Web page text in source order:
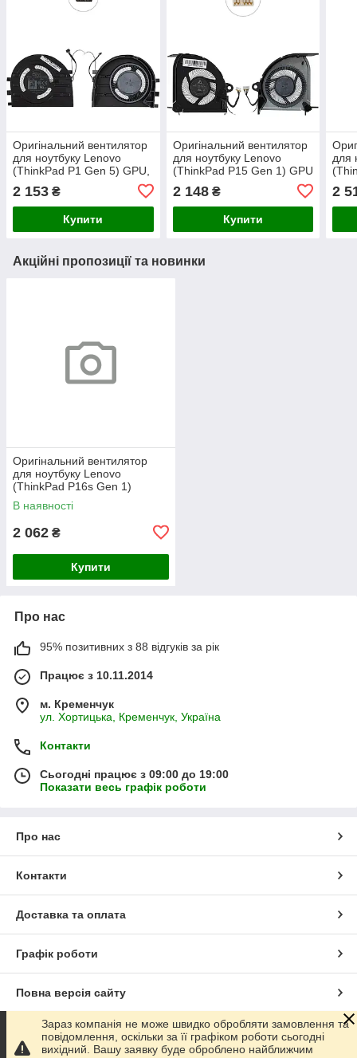
Оригінальний вентилятор
для ноутбуку Lenovo
(ThinkPad P1 Gen 5) GPU,
2 153 ₴
Купити
Оригінальний вентилятор
для ноутбуку Lenovo
(ThinkPad P15 Gen 1) GPU
2 148₴
Купити
для
2
Акційні пропозиції та новинки
Оригінальний вентилятор
для ноутбуку Lenovo
(ThinkPad P16s Gen 1)
В наявності
2 062 ₴
Купити
Про нас
95% позитивних з 88 відгуків за рік
Працює з 10.11.2014
м. Кременчук
ул. Хортицька, Кременчук, Україна
Контакти
Сьогодні працює з 09:00 до 19:00
Показати весь графік роботи
Про нас
Контакти
Доставка та оплата
Графік роботи
Повна версія сайту
Сайт створено на маркетплейсіProm.ua
Зараз компанія не може швидко обробляти замовлення та
повідомлення, оскільки за її графіком роботи сьогодні
вихідний. Вашу заявку буде оброблено найближчим